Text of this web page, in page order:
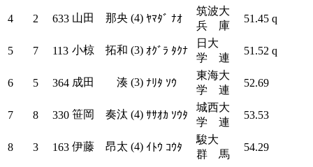
4 2 633 山田 那央 (4) ﾔﾏﾀﾞ ﾅｵ
筑波大
兵 庫
51.45 q
5 7 113 小椋 拓和 (3) ｵｸﾞﾗ ﾀｸﾅ
日大
学 連
51.52 q
6 5 364 成田 湊 (3) ﾅﾘﾀ ｿｳ
東海大
学 連
52.69
7 8 330 笹岡 奏汰 (4) ｻｻｵｶ ｿｳﾀ
城西大
学 連
53.53
8 3 163 伊藤 昂太 (4) ｲﾄｳ ｺｳﾀ
駿大
群 馬
54.29